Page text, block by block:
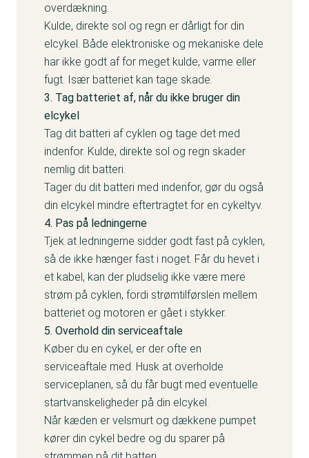
overdækning.
Kulde, direkte sol og regn er dårligt for din
elcykel. Både elektroniske og mekaniske dele
har ikke godt af for meget kulde, varme eller
fugt. Især batteriet kan tage skade.
3. Tag batteriet af, når du ikke bruger din
elcykel
Tag dit batteri af cyklen og tage det med
indenfor. Kulde, direkte sol og regn skader
nemlig dit batteri.
Tager du dit batteri med indenfor, gør du også
din elcykel mindre eftertragtet for en cykeltyv.
4. Pas på ledningerne
Tjek at ledningerne sidder godt fast på cyklen,
så de ikke hænger fast i noget. Får du hevet i
et kabel, kan der pludselig ikke være mere
strøm på cyklen, fordi strømtilførslen mellem
batteriet og motoren er gået i stykker.
5. Overhold din serviceaftale
Køber du en cykel, er der ofte en
serviceaftale med. Husk at overholde
serviceplanen, så du får bugt med eventuelle
startvanskeligheder på din elcykel.
Når kæden er velsmurt og dækkene pumpet
kører din cykel bedre og du sparer på